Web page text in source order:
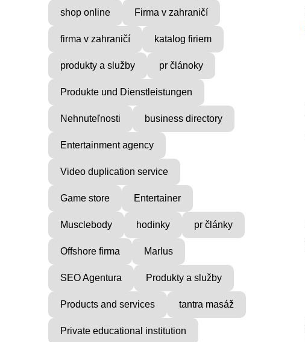
shop online Firma v zahraničí
firma v zahraničí katalog firiem
produkty a služby pr článoky
Produkte und Dienstleistungen
Nehnuteľnosti business directory
Entertainment agency
Video duplication service
Game store Entertainer
Musclebody hodinky pr články
Offshore firma Marlus
SEO Agentura Produkty a služby
Products and services tantra masáž
Private educational institution